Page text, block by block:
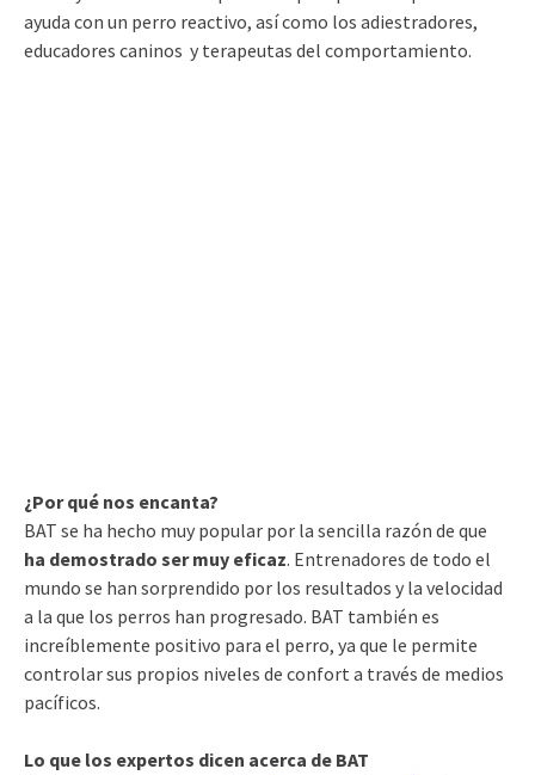
ayuda con un perro reactivo, así como los adiestradores,
educadores caninos y terapeutas del comportamiento.
¿Por qué nos encanta?
BAT se ha hecho muy popular por la sencilla razón de que
ha demostrado ser muy eficaz. Entrenadores de todo el
mundo se han sorprendido por los resultados y la velocidad
a la que los perros han progresado. BAT también es
increíblemente positivo para el perro, ya que le permite
controlar sus propios niveles de confort a través de medios
pacíficos.
Lo que los expertos dicen acerca de BAT